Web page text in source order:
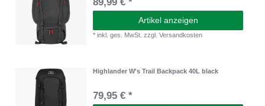
89,99 € *
Artikel anzeigen
*inkl. ges. MwSt. zzgl.Versandkosten
Highlander W's Trail Backpack 40L black
79,95 € *